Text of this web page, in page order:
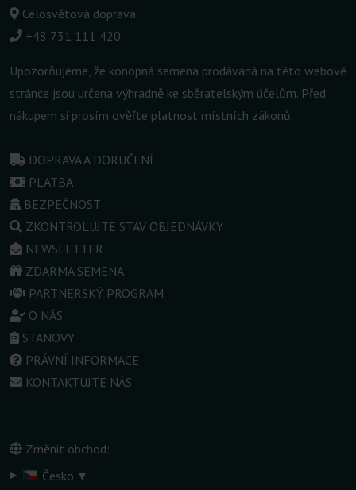
Celosvětová doprava
+48 731 111 420
Upozorňujeme, že konopná semena prodávaná na této webové
stránce jsou určena výhradně ke sběratelským účelům. Před
nákupem si prosím ověřte platnost místních zákonů.
DOPRAVA A DORUČENÍ
PLATBA
BEZPEČNOST
ZKONTROLUJTE STAV OBJEDNÁVKY
NEWSLETTER
ZDARMA SEMENA
PARTNERSKÝ PROGRAM
O NÁS
STANOVY
PRÁVNÍ INFORMACE
KONTAKTUJTE NÁS
Změnit obchod:
Česko ▾